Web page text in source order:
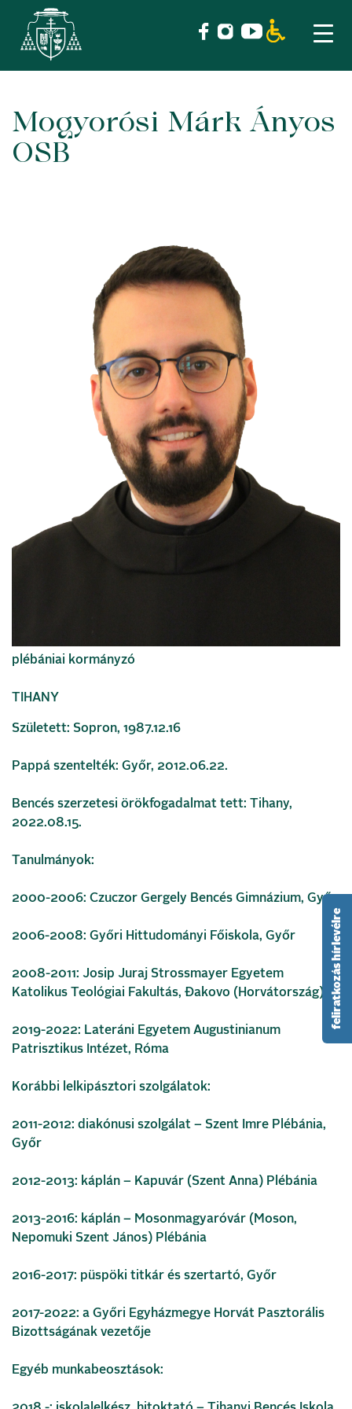
Skip
content
Mogyorósi Márk Ányos
OSB
plébániai kormányzó
TIHANY
Született: Sopron, 1987.12.16
Pappá szentelték: Győr, 2012.06.22.
Bencés szerzetesi örökfogadalmat tett: Tihany,
2022.08.15.
Tanulmányok:
2000-2006: Czuczor Gergely Bencés Gimnázium, Győr
2006-2008: Győri Hittudományi Főiskola, Győr
2008-2011: Josip Juraj Strossmayer Egyetem
Katolikus Teológiai Fakultás, Đakovo (Horvátország)
2019-2022: Lateráni Egyetem Augustinianum
Patrisztikus Intézet, Róma
Korábbi lelkipásztori szolgálatok:
2011-2012: diakónusi szolgálat – Szent Imre Plébánia,
Győr
2012-2013: káplán – Kapuvár (Szent Anna) Plébánia
2013-2016: káplán – Mosonmagyaróvár (Moson,
Nepomuki Szent János) Plébánia
2016-2017: püspöki titkár és szertartó, Győr
2017-2022: a Győri Egyházmegye Horvát Pasztorális
Bizottságának vezetője
Egyéb munkabeosztások:
feliratkozás hírlevélre